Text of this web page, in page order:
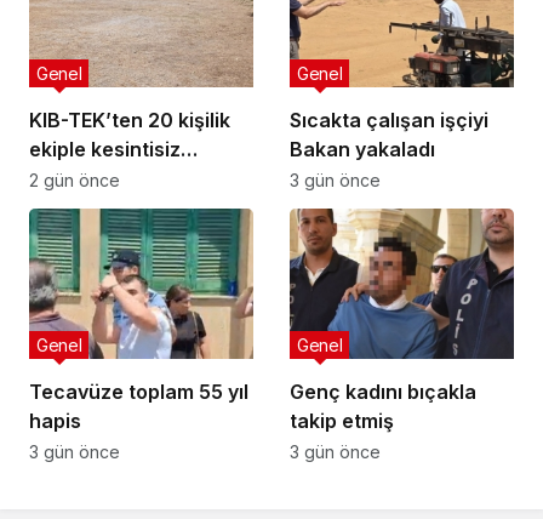
KIB-TEK’ten 20 kişilik
ekiple kesintisiz
temizlik
Genel
2 gün önce
Sıcakta çalışan işçiyi
Bakan yakaladı
Genel
3 gün önce
Tecavüze toplam 55 yıl
hapis
Genel
3 gün önce
Genç kadını bıçakla
takip etmiş
Genel
3 gün önce